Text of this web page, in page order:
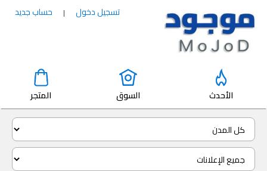
تسجيل دخول | حساب جديد
الأحدث السوق المتجر